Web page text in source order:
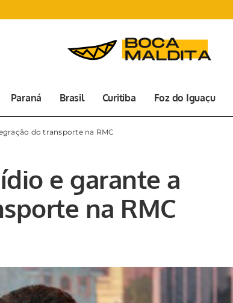
Paraná Brasil Curitiba Foz do Iguaçu
do transporte na RMC
e garante a
na RMC